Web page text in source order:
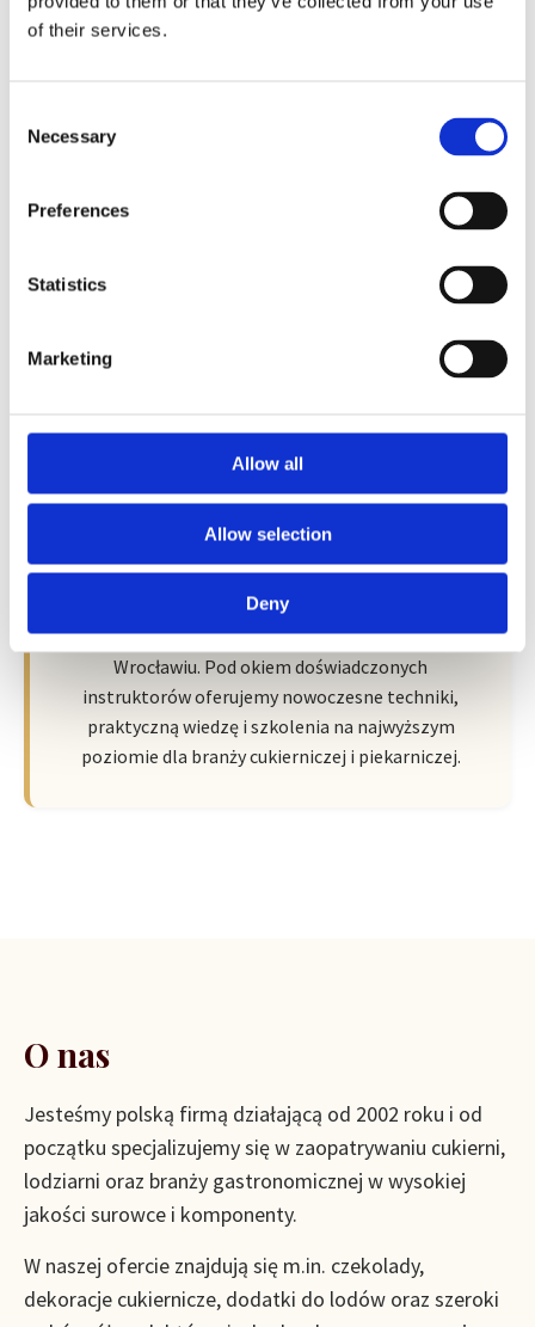
of their services.
Selection
Necessary
Preferences
Statistics
Marketing
Allow all
Allow selection
Deny
Podnieś swoje umiejętności pod okiem mistrzów.
piekarskie w centrum szkoleniowym w Warszawie.
Wroclaw Academy of Baker Arts by
Sempre
Nowa przestrzeń pełna pasji, wiedzy i inspiracji we
Wrocławiu. Pod okiem doświadczonych
instruktorów oferujemy nowoczesne techniki,
praktyczną wiedzę i szkolenia na najwyższym
poziomie dla branży cukierniczej i piekarniczej.
O nas
Jesteśmy polską firmą działającą od 2002 roku i od
początku specjalizujemy się w zaopatrywaniu cukierni,
lodziarni oraz branży gastronomicznej w wysokiej
jakości surowce i komponenty.
W naszej ofercie znajdują się m.in. czekolady,
dekoracje cukiernicze, dodatki do lodów oraz szeroki